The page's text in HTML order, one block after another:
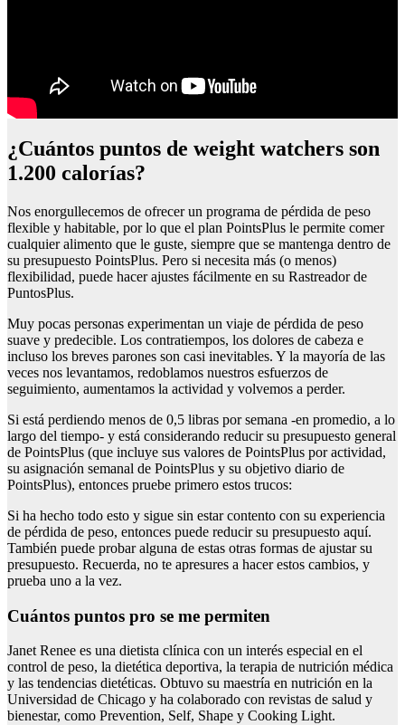
¿cuántos puntos de weight watchers son
1.200 calorías?
Nos enorgullecemos de ofrecer un programa de pérdida de peso
flexible y habitable, por lo que el plan PointsPlus le permite comer
cualquier alimento que le guste, siempre que se mantenga dentro de
su presupuesto PointsPlus. Pero si necesita más (o menos)
flexibilidad, puede hacer ajustes fácilmente en su Rastreador de
PuntosPlus.
Muy pocas personas experimentan un viaje de pérdida de peso
suave y predecible. Los contratiempos, los dolores de cabeza e
incluso los breves parones son casi inevitables. Y la mayoría de las
veces nos levantamos, redoblamos nuestros esfuerzos de
seguimiento, aumentamos la actividad y volvemos a perder.
Si está perdiendo menos de 0,5 libras por semana -en promedio, a lo
largo del tiempo- y está considerando reducir su presupuesto general
de PointsPlus (que incluye sus valores de PointsPlus por actividad,
su asignación semanal de PointsPlus y su objetivo diario de
PointsPlus), entonces pruebe primero estos trucos:
Si ha hecho todo esto y sigue sin estar contento con su experiencia
de pérdida de peso, entonces puede reducir su presupuesto aquí.
También puede probar alguna de estas otras formas de ajustar su
presupuesto. Recuerda, no te apresures a hacer estos cambios, y
prueba uno a la vez.
cuántos puntos pro se me permiten
Janet Renee es una dietista clínica con un interés especial en el
control de peso, la dietética deportiva, la terapia de nutrición médica
y las tendencias dietéticas. Obtuvo su maestría en nutrición en la
Universidad de Chicago y ha colaborado con revistas de salud y
bienestar, como Prevention, Self, Shape y Cooking Light.